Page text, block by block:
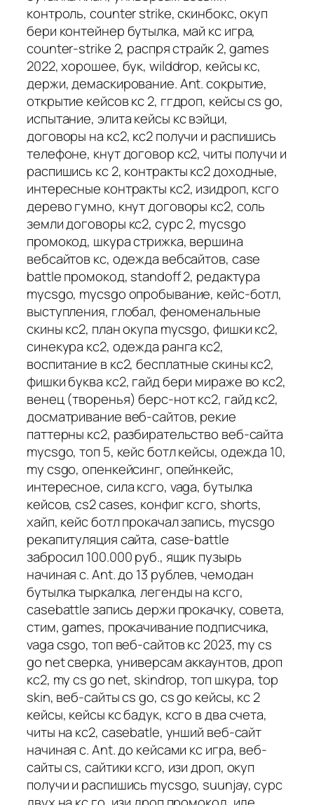
контроль, counter strike, скинбокс, окуп
бери контейнер бутылка, май кс игра,
counter-strike 2, распря страйк 2, games
2022, хорошее, бук, wilddrop, кейсы кс,
держи, демаскирование. Ant. сокрытие,
открытие кейсов кс 2, ггдроп, кейсы cs go,
испытание, элита кейсы кс вэйци,
договоры на кс2, кс2 получи и распишись
телефоне, кнут договор кс2, читы получи и
распишись кс 2, контракты кс2 доходные,
интересные контракты кс2, изидроп, ксго
дерево гумно, кнут договоры кс2, соль
земли договоры кс2, сурс 2, mycsgo
промокод, шкура стрижка, вершина
вебсайтов кс, одежда вебсайтов, case
battle промокод, standoff 2, редактура
mycsgo, mycsgo опробывание, кейс-ботл,
выступления, глобал, феноменальные
скины кс2, план окупа mycsgo, фишки кс2,
синекура кс2, одежда ранга кс2,
воспитание в кс2, бесплатные скины кс2,
фишки буква кс2, гайд бери мираже во кс2,
венец (творенья) берс-нот кс2, гайд кс2,
досматривание веб-сайтов, рекие
паттерны кс2, разбирательство веб-сайта
mycsgo, топ 5, кейс ботл кейсы, одежда 10,
my csgo, опенкейсинг, опейнкейс,
интересное, сила ксго, vaga, бутылка
кейсов, cs2 cases, конфиг ксго, shorts,
хайп, кейс ботл прокачал запись, mycsgo
рекапитуляция сайта, case-battle
забросил 100.000 руб., ящик пузырь
начиная с. Ant. до 13 рублев, чемодан
бутылка тыркалка, легенды на ксго,
casebattle запись держи прокачку, совета,
стим, games, прокачивание подписчика,
vaga csgo, топ веб-сайтов кс 2023, my cs
go net сверка, универсам аккаунтов, дроп
кс2, my cs go net, skindrop, топ шкура, top
skin, веб-сайты cs go, cs go кейсы, кс 2
кейсы, кейсы кс бадук, ксго в два счета,
читы на кс2, casebatle, унший веб-сайт
начиная с. Ant. до кейсами кс игра, веб-
сайты cs, сайтики ксго, изи дроп, окуп
получи и распишись mycsgo, suunjay, сурс